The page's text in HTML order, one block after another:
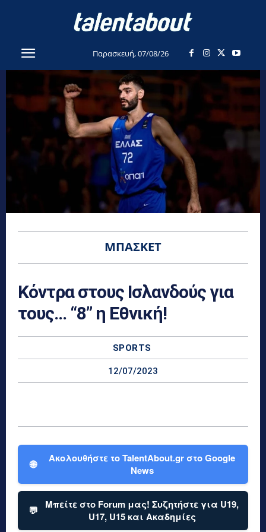
Παρασκευή, 07/08/26
ΜΠΆΣΚΕΤ
Κόντρα στους Ισλανδούς για
τους… “8” η Εθνική!
SPORTS
12/07/2023
🌐
Ακολουθήστε το TalentAbout.gr στο Google
News
💬
Μπείτε στο Forum μας! Συζητήστε για U19,
U17, U15 και Ακαδημίες